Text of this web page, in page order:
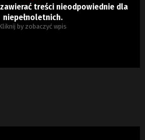
treści nieodpowiednie dla
niepełnoletnich.
by zobaczyć wpis